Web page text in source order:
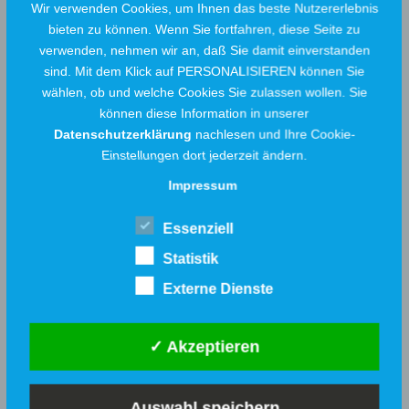
°C zu den angeschlossenen Gebäuden
transportiert – zuverlässig, effizient und
klimafreundlich.
Weitere Informationen und den bisherigen
Verlauf des Projektes finden Sie hier.
Weitere Meldungen
Wir verwenden Cookies, um Ihnen das beste Nutzererlebnis
bieten zu können. Wenn Sie fortfahren, diese Seite zu
verwenden, nehmen wir an, daß Sie damit einverstanden
sind. Mit dem Klick auf PERSONALISIEREN können Sie
wählen, ob und welche Cookies Sie zulassen wollen. Sie
können diese Information in unserer
Datenschutzerklärung nachlesen und Ihre Cookie-
Einstellungen dort jederzeit ändern.
Impressum
Essenziell
Statistik
Externe Dienste
✓ Akzeptieren